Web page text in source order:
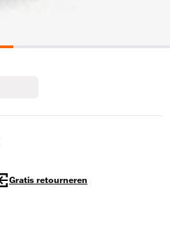
Gratis retourneren